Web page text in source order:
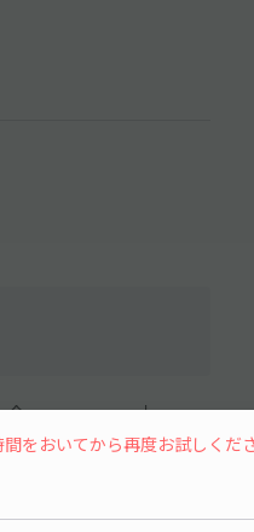
金 土
をおいてから再度お試しくだ